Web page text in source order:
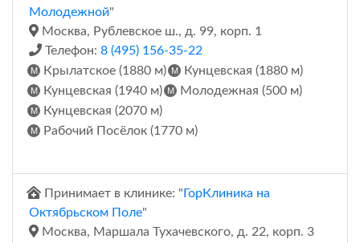
Молодежной"
Москва, Рублевское ш., д. 99, корп. 1
Телефон: 8 (495) 156-35-22
Крылатское (1880 м)
Кунцевская (1880 м)
Кунцевская (1940 м)
Молодежная (500 м)
Кунцевская (2070 м)
Рабочий Посёлок (1770 м)
Принимает в клинике: "ГорКлиника на
Октябрьском Поле"
Москва, Маршала Тухачевского, д. 22, корп. 3